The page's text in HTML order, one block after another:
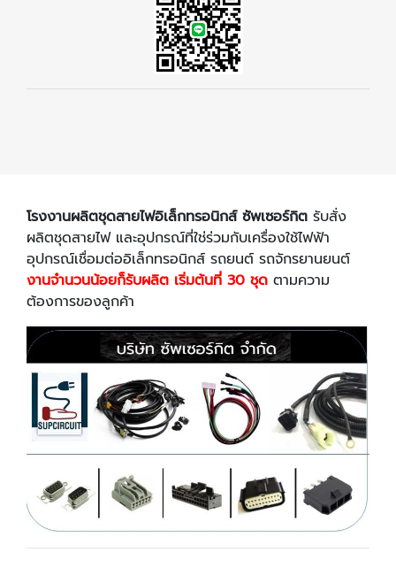
โรงงานผลิตชุดสายไฟอิเล็กทรอนิกส์ ซัพเซอร์กิต รับสั่ง
ผลิตชุดสายไฟ และอุปกรณ์ที่ใช่ร่วมกับเครื่องใช้ไฟฟ้า
อุปกรณ์เชื่อมต่ออิเล็กทรอนิกส์ รถยนต์ รถจักรยานยนต์
งานจำนวนน้อยก็รับผลิต เริ่มต้นที่ 30 ชุด ตามความ
ต้องการของลูกค้า